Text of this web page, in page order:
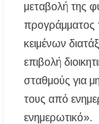
μεταβολή της
προγράμματος
κειμένων
επιβολή
σταθμούς για
τους από
ενημερωτικό».